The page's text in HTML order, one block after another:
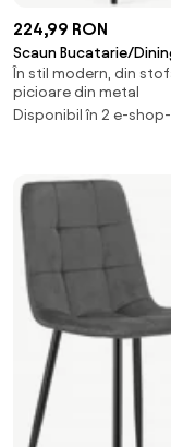
224,99 RON
Scaun Bucatarie/
Gri Catifea
În stil modern, din
picioare din metal
Disponibil în 2 e-